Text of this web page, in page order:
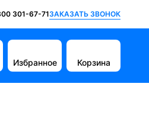
301-67-71ЗАКАЗАТЬ ЗВОНОК
Избранное Корзина